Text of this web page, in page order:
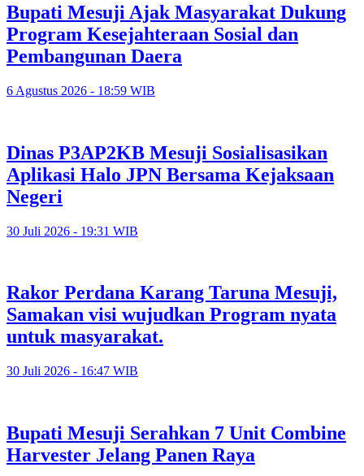
Bupati Mesuji Ajak Masyarakat Dukung
Program Kesejahteraan Sosial dan
Pembangunan Daera
6 Agustus 2026 - 18:59 WIB
Dinas P3AP2KB Mesuji Sosialisasikan
Aplikasi Halo JPN Bersama Kejaksaan
Negeri
30 Juli 2026 - 19:31 WIB
Rakor Perdana Karang Taruna Mesuji,
Samakan visi wujudkan Program nyata
untuk masyarakat.
30 Juli 2026 - 16:47 WIB
Bupati Mesuji Serahkan 7 Unit Combine
Harvester Jelang Panen Raya